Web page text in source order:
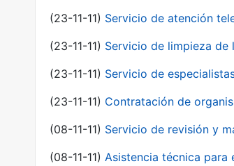
(23-11-11) Servicio de atención
(23-11-11) Servicio de limpieza de
(23-11-11) Servicio de
(23-11-11) Contratación de
(08-11-11) Servicio de revisión y
(08-11-11) Asistencia técnica para